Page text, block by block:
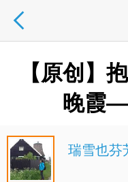
【原创】
晚霞
瑞雪也芬